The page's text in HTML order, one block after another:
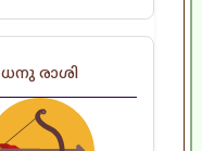
ധനു രാശി